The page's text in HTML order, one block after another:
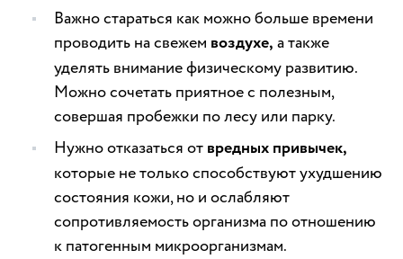
Важно стараться как можно больше времени
проводить на свежем воздухе, а также
уделять внимание физическому развитию.
Можно сочетать приятное с полезным,
совершая пробежки по лесу или парку.
Нужно отказаться от вредных привычек,
которые не только способствуют ухудшению
состояния кожи, но и ослабляют
сопротивляемость организма по отношению
к патогенным микроорганизмам.